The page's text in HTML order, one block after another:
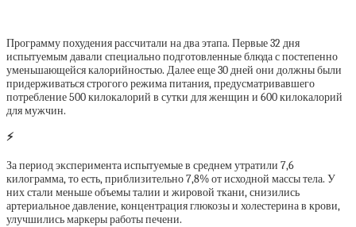
Программу похудения рассчитали на два этапа. Первые 32 дня
испытуемым давали специально подготовленные блюда с постепенно
уменьшающейся калорийностью. Далее еще 30 дней они должны были
придерживаться строгого режима питания, предусматривавшего
потребление 500 килокалорий в сутки для женщин и 600 килокалорий
для мужчин.
⚡
За период эксперимента испытуемые в среднем утратили 7,6
килограмма, то есть, приблизительно 7,8% от исходной массы тела. У
них стали меньше объемы талии и жировой ткани, снизились
артериальное давление, концентрация глюкозы и холестерина в крови,
улучшились маркеры работы печени.